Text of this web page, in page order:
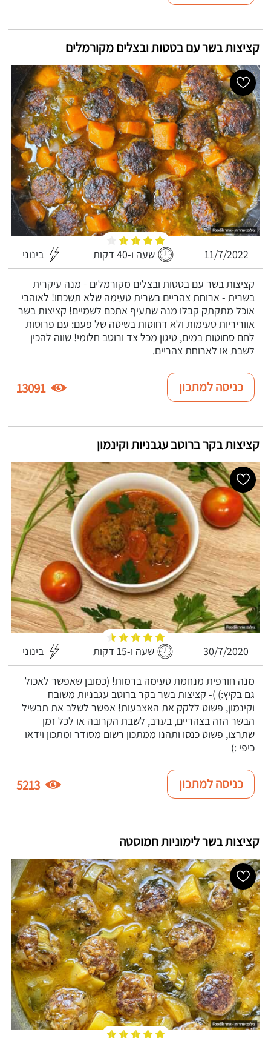
קציצות בשר עם בטטות ובצלים מקורמלים
11/7/2022 שעה ו-40 דקות בינוני
קציצות בשר עם בטטות ובצלים מקורמלים - מנה עיקרית
בשרית - ארוחת צהריים בשרית טעימה שלא תשכחו! לאוהבי
אוכל מתקתק קבלו מנה שתעיף אתכם לשמיים! קציצות בשר
אווריריות טעימות ולא דחוסות בשיטה של פעם: עם פרוסות
לחם סחוטות במים, טיגון מכל צד ורוטב חלומי! שווה להכין
לשבת או לארוחת צהריים.
כניסה למתכון 13091
קציצות בקר ברוטב עגבניות וקינמון
30/7/2020 שעה ו-15 דקות בינוני
מנה חורפית מנחמת טעימה ברמות! (כמובן שאפשר לאכול
גם בקיץ:) )- קציצות בשר בקר ברוטב עגבניות משובח
וקינמון, פשוט ללקק את האצבעות! אפשר לשלב את תבשיל
הבשר הזה בצהריים, בערב, לשבת הקרובה או לכל זמן
שתרצו, פשוט כנסו ותהנו ממתכון רשום מסודר ומתכון וידאו
כיפי :)
כניסה למתכון 5213
קציצות בשר לימוניות חמוסטה